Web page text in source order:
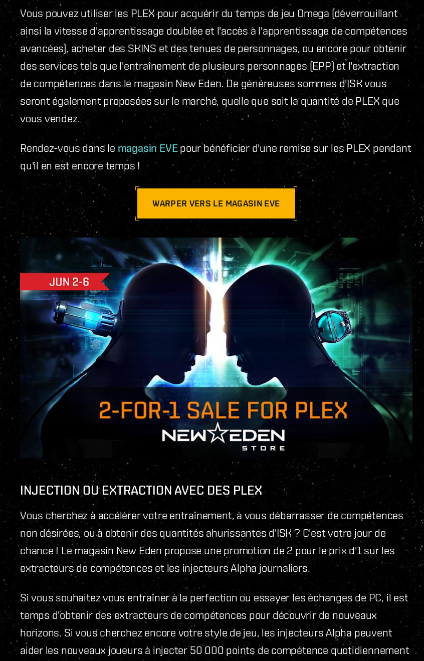
Vous pouvez utiliser les PLEX pour acquérir du temps de jeu Omega (déverrouillant
ainsi la vitesse d'apprentissage doublée et l'accès à l'apprentissage de compétences
avancées), acheter des SKINS et des tenues de personnages, ou encore pour obtenir
des services tels que l'entraînement de plusieurs personnages (EPP) et l'extraction
de compétences dans le magasin New Eden. De généreuses sommes d'ISK vous
seront également proposées sur le marché, quelle que soit la quantité de PLEX que
vous vendez.
Rendez-vous dans le magasin EVEpour bénéficier d'une remise sur les PLEX pendant
qu'il en est encore temps !
WARPER VERS LE MAGASIN EVE
INJECTION OU EXTRACTION AVEC DES PLEX
Vous cherchez à accélérer votre entraînement, à vous débarrasser de compétences
non désirées, ou à obtenir des quantités ahurissantes d'ISK ? C'est votre jour de
chance ! Le magasin New Eden propose une promotion de 2 pour le prix d'1 sur les
extracteurs de compétences et les injecteurs Alpha journaliers.
Si vous souhaitez vous entraîner à la perfection ou essayer les échanges de PC, il est
temps d'obtenir des extracteurs de compétences pour découvrir de nouveaux
horizons. Si vous cherchez encore votre style de jeu, les injecteurs Alpha peuvent
aider les nouveaux joueurs à injecter 50 000 points de compétence quotidiennement